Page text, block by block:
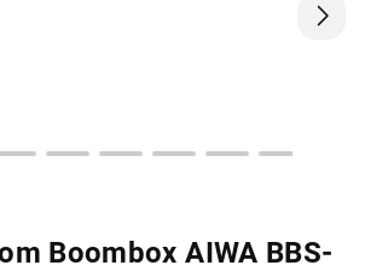
Boombox AIWA BBS-